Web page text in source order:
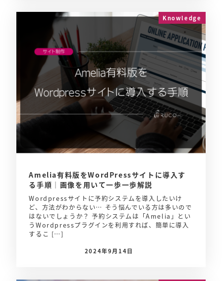
Knowledge
Amelia有料版をWordPressサイトに導入す
る手順│画像を用いて一歩一歩解説
Wordpressサイトに予約システムを導入したいけ
ど、方法がわからない… そう悩んでいる方は多いので
はないでしょうか？ 予約システムは「Amelia」とい
うWordpressプラグインを利用すれば、簡単に導入
するこ […]
2024年9月14日